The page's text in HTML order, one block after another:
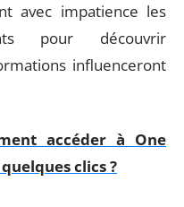
avec impatience les
pour découvrir
influenceront
accéder à One
clics ?